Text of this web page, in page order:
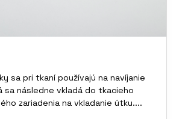
sa pri tkaní používajú na navíjanie
sa následne vkladá do tkacieho
zariadenia na vkladanie útku....